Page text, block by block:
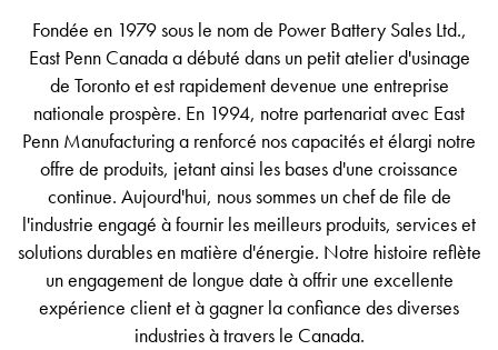
Fondée en 1979 sous le nom de Power Battery Sales Ltd.,
East Penn Canada a débuté dans un petit atelier d'usinage
de Toronto et est rapidement devenue une entreprise
nationale prospère. En 1994, notre partenariat avec East
Penn Manufacturing a renforcé nos capacités et élargi notre
offre de produits, jetant ainsi les bases d'une croissance
continue. Aujourd'hui, nous sommes un chef de file de
l'industrie engagé à fournir les meilleurs produits, services et
solutions durables en matière d'énergie. Notre histoire reflète
un engagement de longue date à offrir une excellente
expérience client et à gagner la confiance des diverses
industries à travers le Canada.